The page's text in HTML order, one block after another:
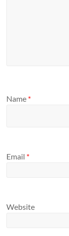
Name *
Email *
Website